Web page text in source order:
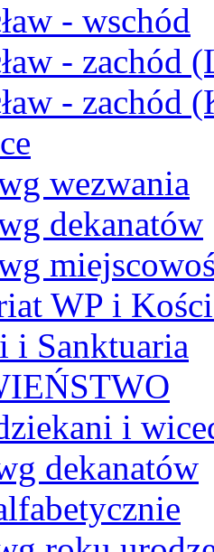
- wschód
- zachód
- zachód
wezwania
dekanatów
WP i
i Sanktuaria
i
dekanatów